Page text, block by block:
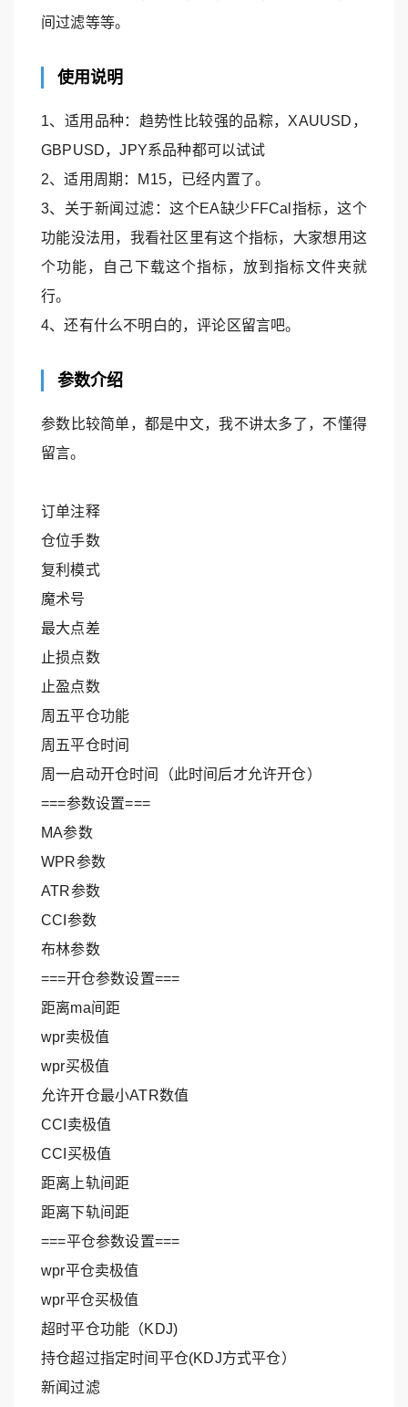
间过滤等等。
使用说明
1、适用品种：趋势性比较强的品粽，XAUUSD，
GBPUSD，JPY系品种都可以试试
2、适用周期：M15，已经内置了。
3、关于新闻过滤：这个EA缺少FFCal指标，这个
功能没法用，我看社区里有这个指标，大家想用这
个功能，自己下载这个指标，放到指标文件夹就
行。
4、还有什么不明白的，评论区留言吧。
参数介绍
参数比较简单，都是中文，我不讲太多了，不懂得
留言。
订单注释
仓位手数
复利模式
魔术号
最大点差
止损点数
止盈点数
周五平仓功能
周五平仓时间
周一启动开仓时间（此时间后才允许开仓）
===参数设置===
MA参数
WPR参数
ATR参数
CCI参数
布林参数
===开仓参数设置===
距离ma间距
wpr卖极值
wpr买极值
允许开仓最小ATR数值
CCI卖极值
CCI买极值
距离上轨间距
距离下轨间距
===平仓参数设置===
wpr平仓卖极值
wpr平仓买极值
超时平仓功能（KDJ)
持仓超过指定时间平仓(KDJ方式平仓）
新闻过滤